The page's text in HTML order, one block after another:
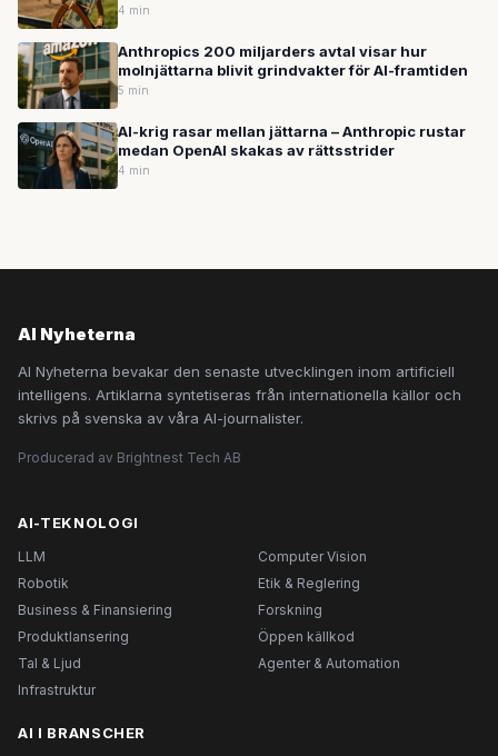
4 min
Anthropics 200 miljarders avtal visar hur
molnjättarna blivit grindvakter för AI-framtiden
5 min
AI-krig rasar mellan jättarna – Anthropic rustar
medan OpenAI skakas av rättsstrider
4 min
AI Nyheterna
AI Nyheterna bevakar den senaste utvecklingen inom artificiell
intelligens. Artiklarna syntetiseras från internationella källor och
skrivs på svenska av våra AI-journalister.
Producerad av Brightnest Tech AB
AI-TEKNOLOGI
LLM
Computer Vision
Robotik
Etik & Reglering
Business & Finansiering
Forskning
Produktlansering
Öppen källkod
Tal & Ljud
Agenter & Automation
Infrastruktur
AI I BRANSCHER